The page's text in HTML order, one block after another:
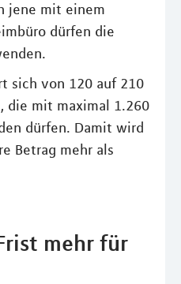
jene mit einem
dürfen die
sich von 120 auf 210
die mit maximal 1.260
dürfen. Damit wird
Betrag mehr als
mehr für